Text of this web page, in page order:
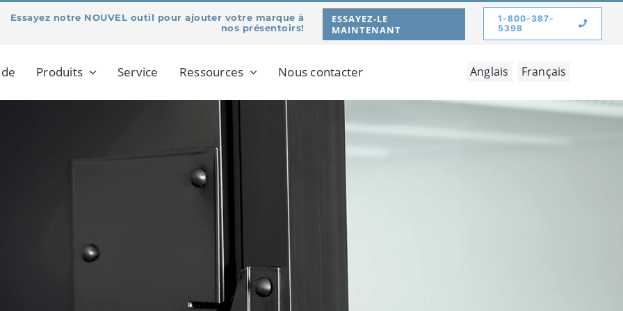
Essayez notre NOUVEL outil pour ajouter votre marque à
nos présentoirs!
ESSAYEZ-LE
MAINTENANT
1-800-387-
5398
Produits Service Ressources Nous contacter Anglais Français